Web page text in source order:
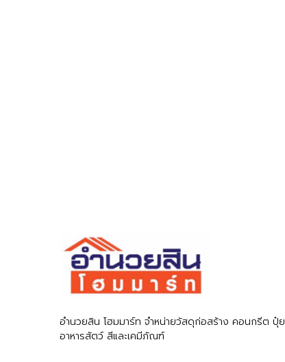
อำนวยสิน โฮมมาร์ท จำหน่ายวัสดุก่อสร้าง คอนกรีต ปุ๋ย
อาหารสัตว์ สีและเคมีภัณฑ์